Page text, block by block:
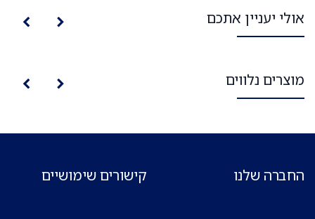
אולי יעניין אתכם
מוצרים נלווים
החברה שלנו קישורים שימושיים